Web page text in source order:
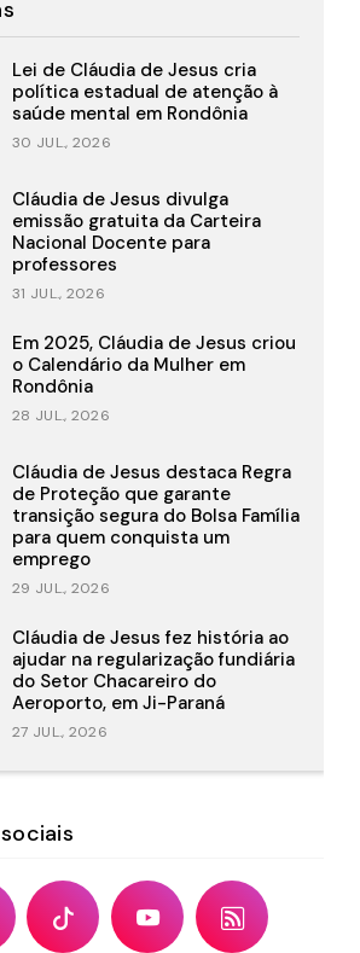
Lei de Cláudia de Jesus cria
política estadual de atenção à
saúde mental em Rondônia
30 JUL., 2026
Cláudia de Jesus divulga
emissão gratuita da Carteira
Nacional Docente para
professores
31 JUL., 2026
Em 2025, Cláudia de Jesus criou
o Calendário da Mulher em
Rondônia
28 JUL., 2026
Cláudia de Jesus destaca Regra
de Proteção que garante
transição segura do Bolsa Família
para quem conquista um
emprego
29 JUL., 2026
Cláudia de Jesus fez história ao
ajudar na regularização fundiária
do Setor Chacareiro do
Aeroporto, em Ji-Paraná
27 JUL., 2026